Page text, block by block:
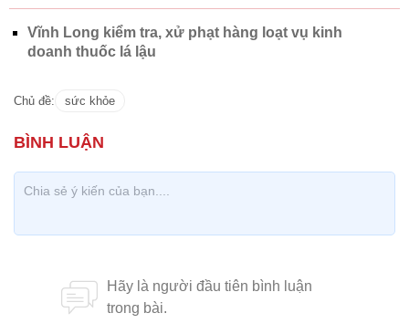
Vĩnh Long kiểm tra, xử phạt hàng loạt vụ kinh
doanh thuốc lá lậu
Chủ đề: sức khỏe